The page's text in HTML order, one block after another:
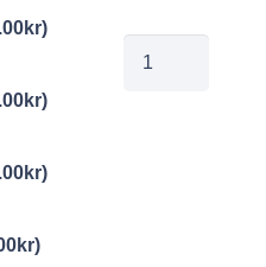
kr)
kr)
kr)
kr)